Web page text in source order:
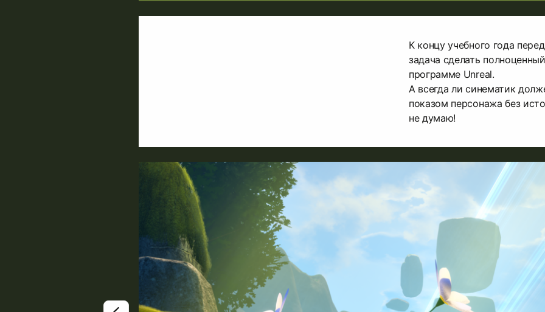
К концу учебного года
задача сделать
программе Unreal.
А всегда ли синематик
показом персонажа без
не думаю!